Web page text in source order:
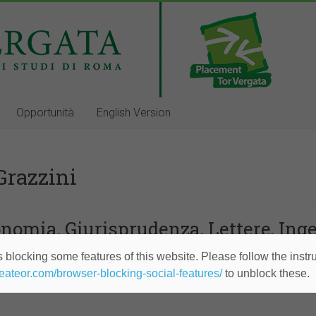
Opportunità English Version
Giurisprudenza, Lettere,
2019 per Stage in una delle Associate
blocking some features of this website. Please follow the
browser-blocking-social-features/to unblock these.